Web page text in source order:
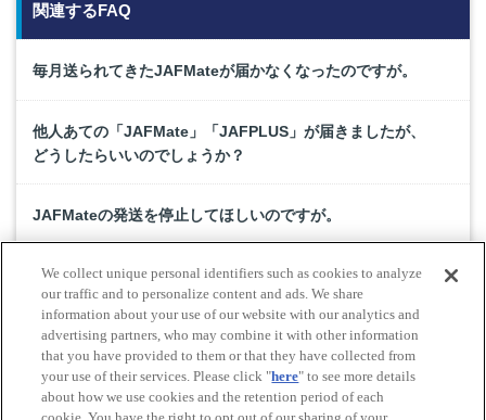
関連するFAQ
毎月送られてきたJAFMateが届かなくなったのですが。
他人あての「JAFMate」「JAFPLUS」が届きましたが、
どうしたらいいのでしょうか？
JAFMateの発送を停止してほしいのですが。
住所変更したのにJAFMateが届かないのですが。
会員優待施設の利用方法を教えてください。
We collect unique personal identifiers such as cookies to analyze
our traffic and to personalize content and ads. We share
information about your use of our website with our analytics and
advertising partners, who may combine it with other information
that you have provided to them or that they have collected from
your use of their services. Please click "here" to see more details
about how we use cookies and the retention period of each